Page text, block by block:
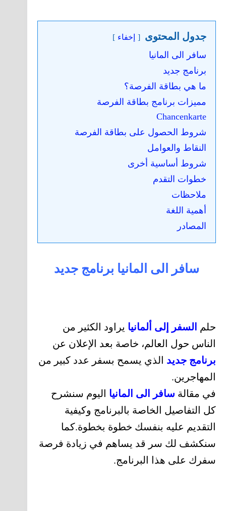
جدول المحتوى إخفاء
سافر الى المانيا
برنامج جديد
ما هي بطاقة الفرصة؟
مميزات برنامج بطاقة الفرصة
Chancenkarte
شروط الحصول على بطاقة الفرصة
النقاط والعوامل
شروط أساسية أخرى
خطوات التقدم
ملاحظات
أهمية اللغة
المصادر
سافر الى المانيا برنامج جديد
حلم السفر إلى ألمانيا يراود الكثير من
الناس حول العالم، خاصة بعد الإعلان عن
برنامج جديد الذي يسمح بسفر عدد كبير من
المهاجرين.
في مقالة سافر الى المانيا اليوم سنشرح
كل التفاصيل الخاصة بالبرنامج وكيفية
التقديم عليه بنفسك خطوة بخطوة.كما
سنكشف لك سر قد يساهم في زيادة فرصة
سفرك على هذا البرنامج.